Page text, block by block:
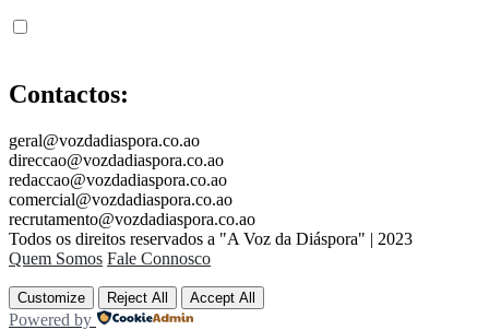
Contactos:
geral@vozdadiaspora.co.ao
direccao@vozdadiaspora.co.ao
redaccao@vozdadiaspora.co.ao
comercial@vozdadiaspora.co.ao
recrutamento@vozdadiaspora.co.ao
Todos os direitos reservados a "A Voz da Diáspora" | 2023
Quem Somos Fale Connosco
Customize Reject All Accept All
Powered by